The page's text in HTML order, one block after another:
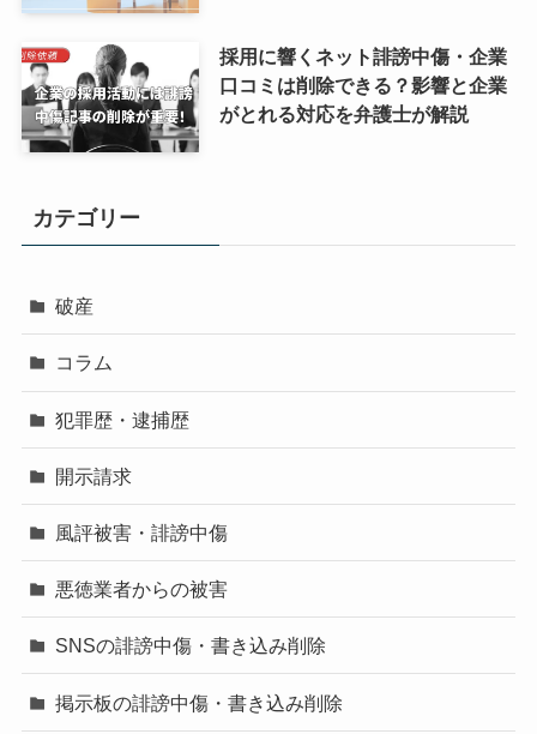
採用に響くネット誹謗中傷・企業
口コミは削除できる？影響と企業
がとれる対応を弁護士が解説
カテゴリー
破産
コラム
犯罪歴・逮捕歴
開示請求
風評被害・誹謗中傷
悪徳業者からの被害
SNSの誹謗中傷・書き込み削除
掲示板の誹謗中傷・書き込み削除